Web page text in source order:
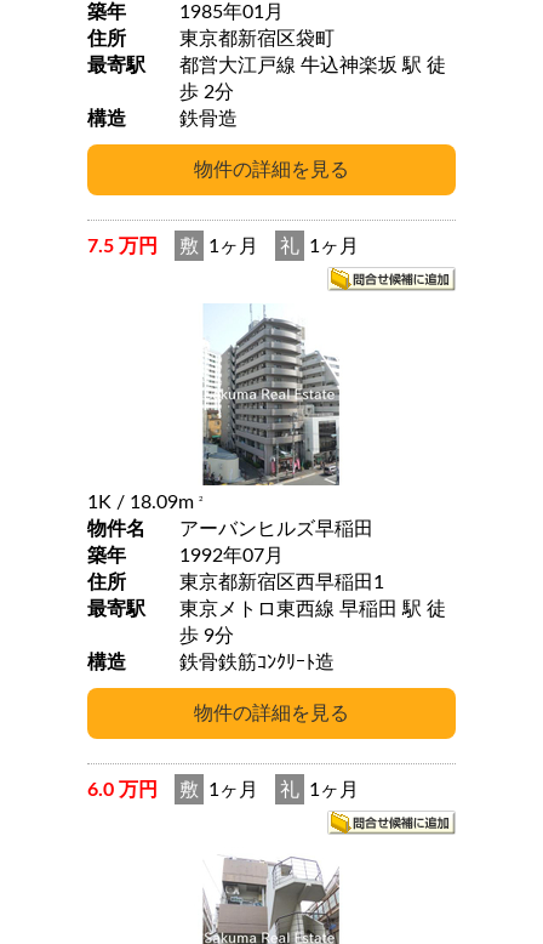
築年
1985年01月
住所
東京都新宿区袋町
最寄駅
都営大江戸線 牛込神楽坂 駅 徒
歩 2分
構造
鉄骨造
7.5 万円 敷 1ヶ月 礼 1ヶ月
1K / 18.09m 2
物件名
アーバンヒルズ早稲田
築年
1992年07月
住所
東京都新宿区西早稲田1
最寄駅
東京メトロ東西線 早稲田 駅 徒
歩 9分
構造
鉄骨鉄筋ｺﾝｸﾘｰﾄ造
6.0 万円 敷 1ヶ月 礼 1ヶ月